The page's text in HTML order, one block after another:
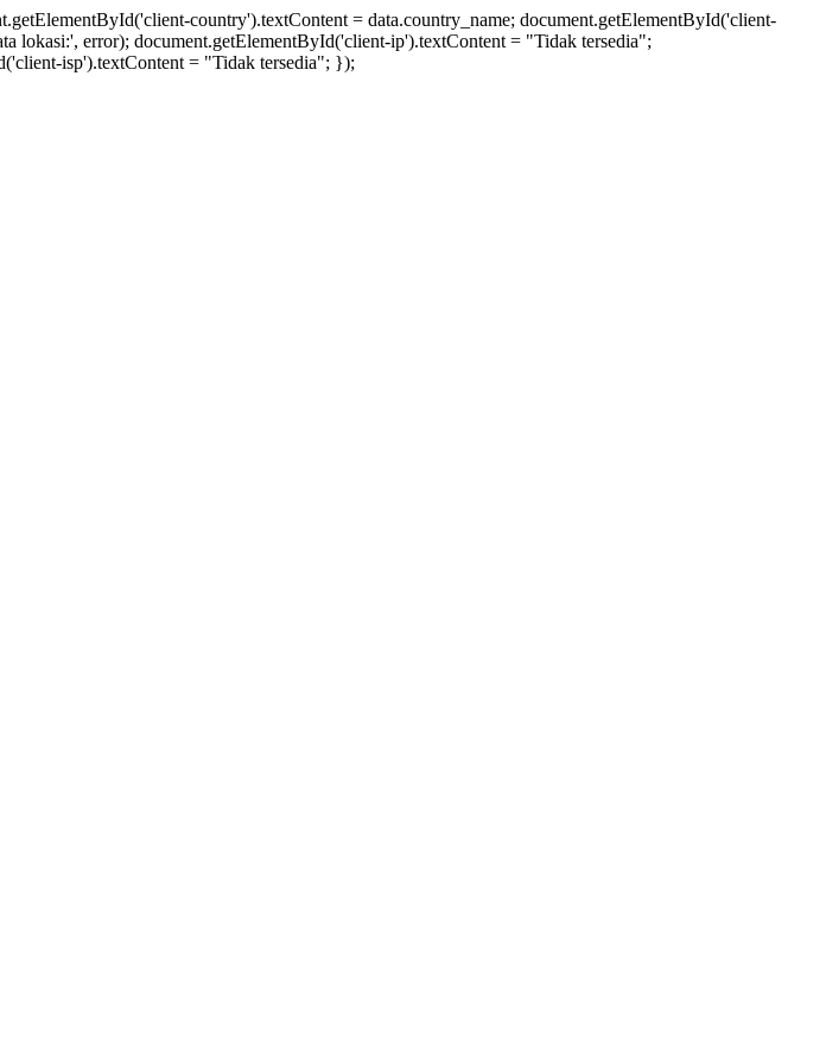
country').textContent = data.country_name; document.getElementById('client-
lokasi:', error); document.getElementById('client-ip').textContent = "Tidak tersedia";
isp').textContent = "Tidak tersedia"; });